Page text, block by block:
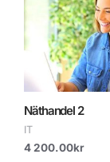
Näthandel 2
IT
4 200.00kr